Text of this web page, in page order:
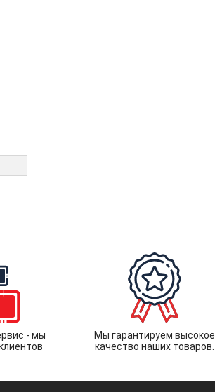
- мы
Мы гарантируем высокое
качество наших товаров.